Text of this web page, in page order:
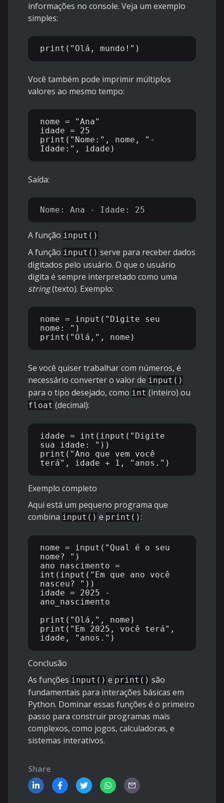
informações no console. Veja um exemplo
simples:
Você também pode imprimir múltiplos
valores ao mesmo tempo:
nome = "Ana"
idade = 25
print("Nome:", nome, "-
Saída:
A função input()
A função input() serve para receber dados
digitados pelo usuário. O que o usuário
digita é sempre interpretado como uma
string(texto). Exemplo:
nome = input("Digite seu
nome: ")
Se você quiser trabalhar com números, é
necessário converter o valor de input()
para o tipo desejado, como int (inteiro) ou
float (decimal):
idade = int(input("Digite
sua idade: "))
print("Ano que vem você
Exemplo completo
Aqui está um pequeno programa que
combina input() e print():
nome = input("Qual é o seu
nome? ")
ano_nascimento =
int(input("Em que ano você
nasceu? "))
idade = 2025 -
ano_nascimento
print("Olá,", nome)
print("Em 2025, você terá",
Conclusão
As funções input() e print() são
fundamentais para interações básicas em
Python. Dominar essas funções é o primeiro
passo para construir programas mais
complexos, como jogos, calculadoras, e
sistemas interativos.
Share